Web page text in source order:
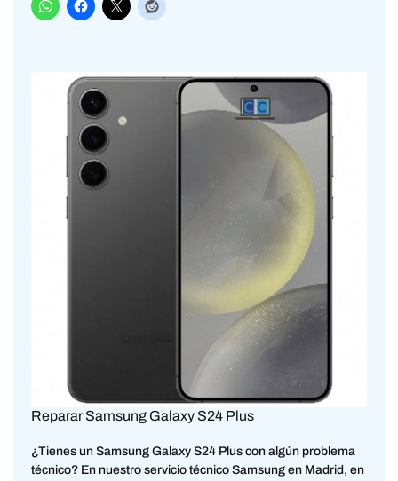
Reparar Samsung Galaxy S24 Plus
¿Tienes un Samsung Galaxy S24 Plus con algún problema
técnico? En nuestro servicio técnico Samsung en Madrid, en